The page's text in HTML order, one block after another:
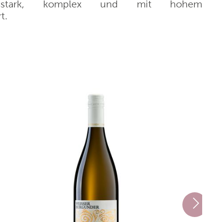
Manufaktur Jörg Geiger
Domaine de l'Enclos
Cantina Antonella Corda
komplex und mit hohem